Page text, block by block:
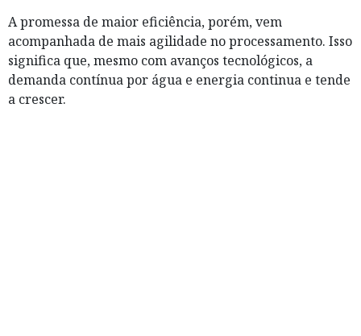
A promessa de maior eficiência, porém, vem
acompanhada de mais agilidade no processamento. Isso
significa que, mesmo com avanços tecnológicos, a
demanda contínua por água e energia continua e tende
a crescer.